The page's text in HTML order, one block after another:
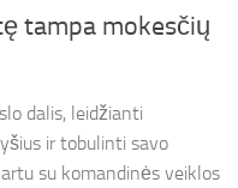
tampa mokesčių
dalis, leidžianti
ir tobulinti savo
su komandinės veiklos